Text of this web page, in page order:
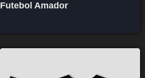
Futebol Amador